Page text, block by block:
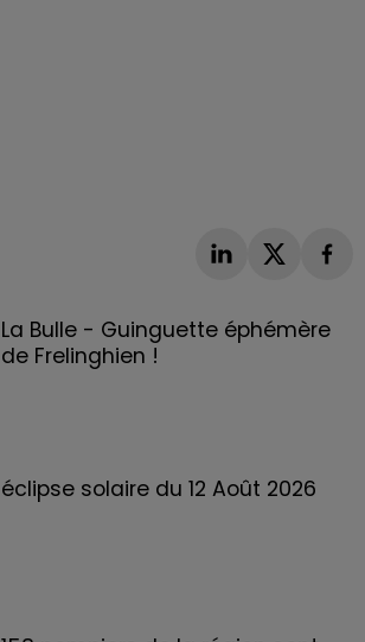
La Bulle - Guinguette éphémère
de Frelinghien !
éclipse solaire du 12 Août 2026